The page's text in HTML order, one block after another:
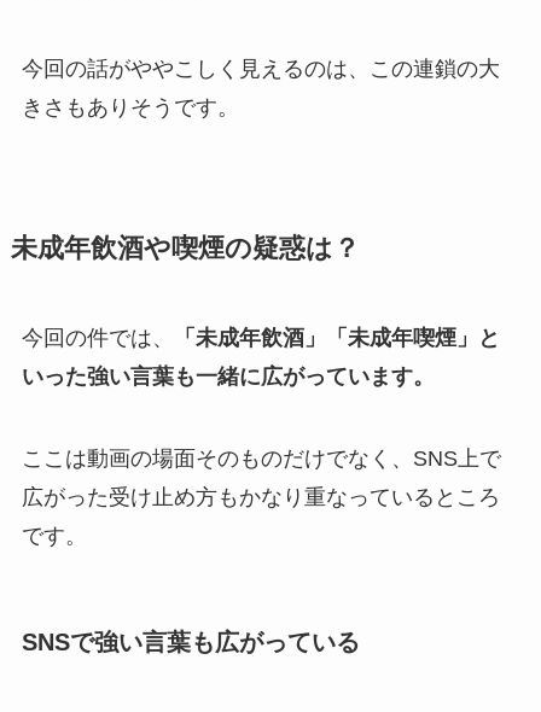
今回の話がややこしく見えるのは、この連鎖の大
きさもありそうです。
未成年飲酒や喫煙の疑惑は？
今回の件では、
「未成年飲酒」「未成年喫煙」と
いった強い言葉も一緒に広がっています。
ここは動画の場面そのものだけでなく、SNS上で
広がった受け止め方もかなり重なっているところ
です。
SNSで強い言葉も広がっている